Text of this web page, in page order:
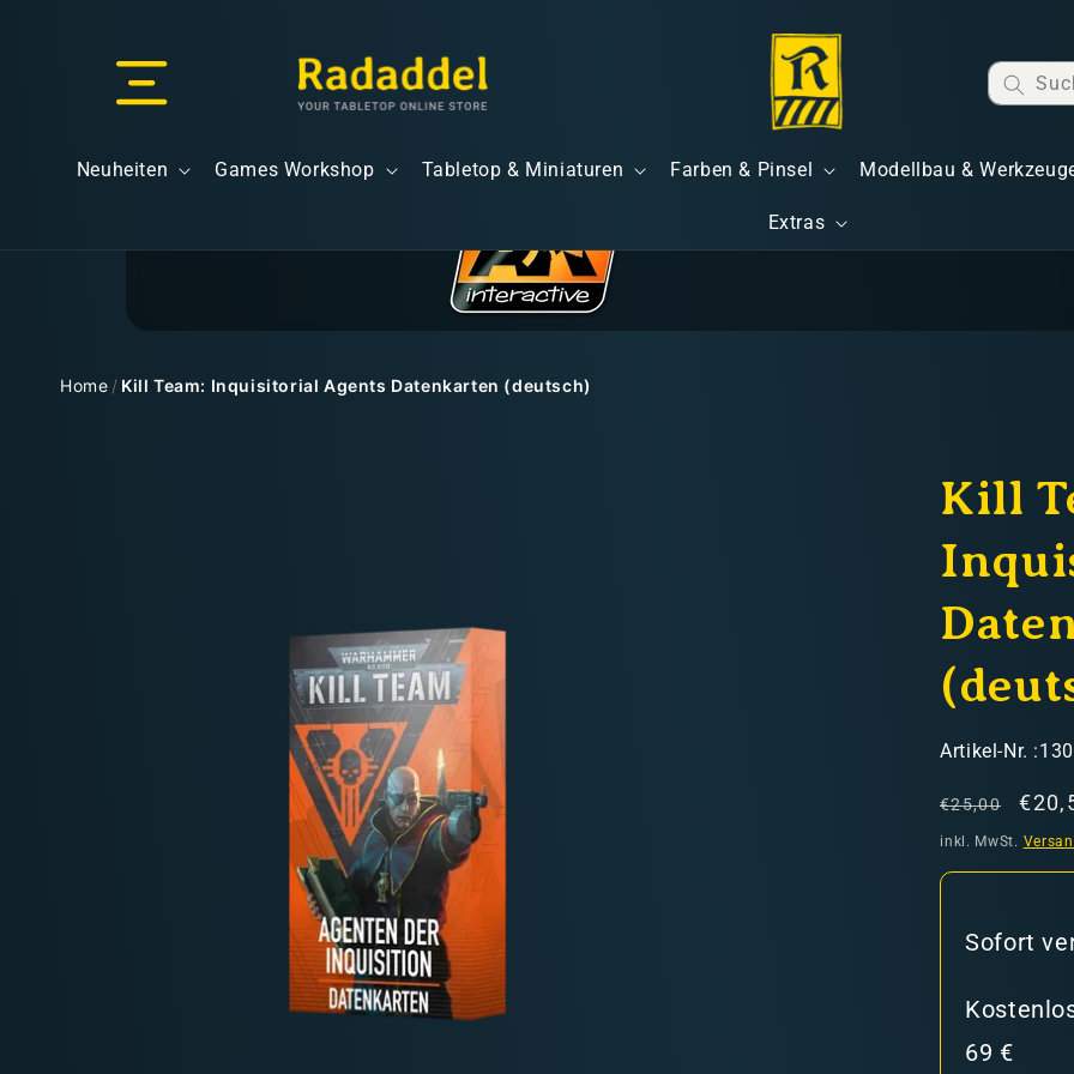
Neuheiten Games Workshop Tabletop & Miniaturen Farben & Pinsel Modellbau &
Extras
Home / Kill Team: Inquisitorial Agents Datenkarten (deutsch)
Kill
SKU:
Artikel-Nr.
Normaler
Preis
€25,00
inkl. MwSt.
Sofort
69 €
350 €
Nicht-EU: kein kostenloser Versand
Lieferungen in Nicht-EU-Länder (z. B. Schweiz)
nicht im Kaufpreis oder in den Versandkosten